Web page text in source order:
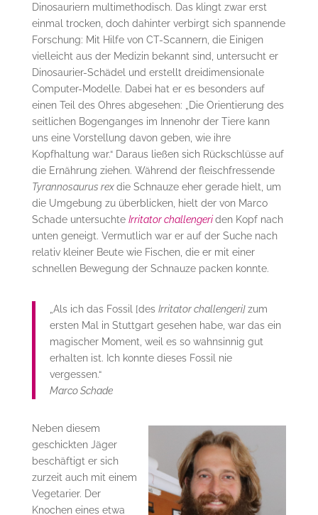
Dinosauriern multimethodisch. Das klingt zwar erst
einmal trocken, doch dahinter verbirgt sich spannende
Forschung: Mit Hilfe von CT-Scannern, die Einigen
vielleicht aus der Medizin bekannt sind, untersucht er
Dinosaurier-Schädel und erstellt dreidimensionale
Computer-Modelle. Dabei hat er es besonders auf
einen Teil des Ohres abgesehen: „Die Orientierung des
seitlichen Bogenganges im Innenohr der Tiere kann
uns eine Vorstellung davon geben, wie ihre
Kopfhaltung war.“ Daraus ließen sich Rückschlüsse auf
die Ernährung ziehen. Während der fleischfressende
Tyrannosaurus rexdie Schnauze eher gerade hielt, um
die Umgebung zu überblicken, hielt der von Marco
Schade untersuchte Irritator challengeri den Kopf nach
unten geneigt. Vermutlich war er auf der Suche nach
relativ kleiner Beute wie Fischen, die er mit einer
schnellen Bewegung der Schnauze packen konnte.
„Als ich das Fossil [des Irritator challengeri]zum
ersten Mal in Stuttgart gesehen habe, war das ein
magischer Moment, weil es so wahnsinnig gut
erhalten ist. Ich konnte dieses Fossil nie
vergessen.“
Marco Schade
Neben diesem
geschickten Jäger
beschäftigt er sich
zurzeit auch mit einem
Vegetarier. Der
Knochen eines etwa